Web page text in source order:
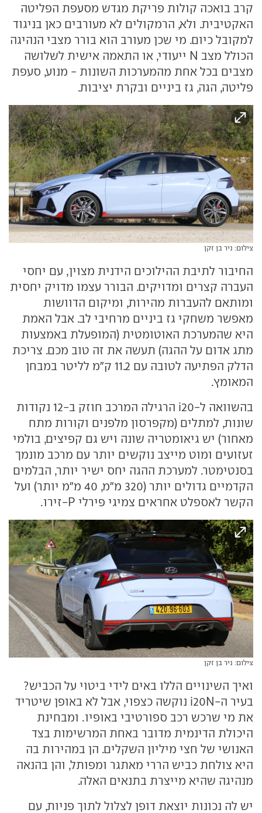
קרב בואכה קולות פריקת מגדש מסעפת הפליטה
האקטיבית. ולא, הרמקולים לא מעורבים כאן בניגוד
למקובל כיום. מי שכן מעורב הוא בורר מצבי הנהיגה
הכולל מצב N ייעודי, או התאמה אישית לשלושה
מצבים בכל אחת מהמערכות השונות - מנוע, סעפת
פליטה, הגה, גז ביניים ובקרת יציבות.
צילום: ניר בן זקן
החיבור לתיבת ההילוכים הידנית מצוין, עם יחסי
העברה קצרים ומדויקים. הבורר עצמו מדויק יחסית
ומותאם להעברות מהירות, ומיקום הדוושות
מאפשר משחקי גז ביניים מרחיבי לב. אבל האמת
היא שהמערכת האוטומטית (המופעלת באמצעות
מתג אדום על ההגה) תעשה את זה טוב מכם. צריכת
הדלק הפתיעה לטובה עם 11.2 ק"מ לליטר במבחן
המאומץ.
בהשוואה ל-i20 הרגילה המרכב חוזק ב-12 נקודות
שונות, למתלים (מקפרסון מלפנים וקורות מתח
מאחור) יש גיאומטריה שונה ויש גם קפיצים, בולמי
זעזועים ומוט מייצב נוקשים יותר עם מרכב מונמך
בסנטימטר. למערכת ההגה יחס ישיר יותר, הבלמים
הקדמיים גדולים יותר (320 מ"מ, 40 מ"מ יותר) ועל
הקשר לאספלט אחראים צמיגי פירלי P-זירו.
צילום: ניר בן זקן
ואיך השינויים הללו באים לידי ביטוי על הכביש?
בעיר ה-i20N נוקשה כצפוי, אבל לא באופן שיטריד
את מי שרכש רכב ספורטיבי באופיו. ומבחינת
היכולת הדינמית מדובר באחת המרשימות בצד
האנושי של חצי מיליון השקלים. הן במהירות בה
היא צולחת כביש הררי מאתגר ומפותל, והן בהנאה
מנהיגה שהיא מייצרת בתנאים האלה.
יש לה נכונות יוצאת דופן לצלול לתוך פניות, עם